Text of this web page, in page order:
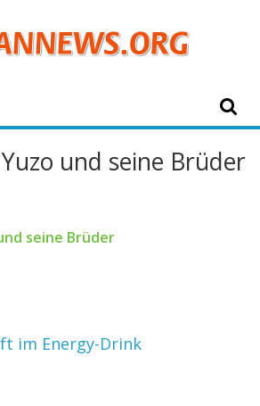
und seine Brüder
seine Brüder
im Energy-Drink